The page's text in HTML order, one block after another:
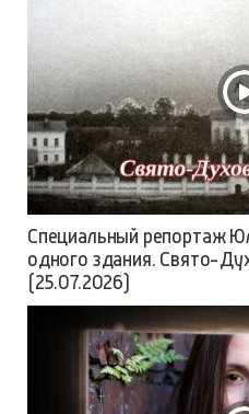
Специальный репортаж
одного здания. Свято-
(25.07.2026)